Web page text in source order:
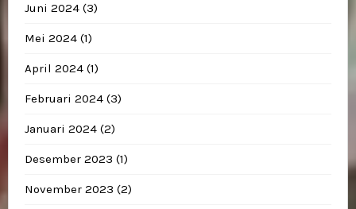
Juni 2024 (3)
Mei 2024 (1)
April 2024 (1)
Februari 2024 (3)
Januari 2024 (2)
Desember 2023 (1)
November 2023 (2)